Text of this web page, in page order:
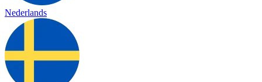
Nederlands